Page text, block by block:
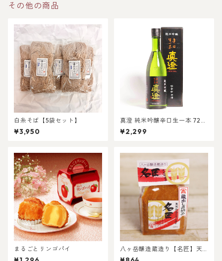
その他の商品
白糸そば【5袋セット】
¥3,950
真澄 純米吟醸辛口生一本 720
ml箱入
¥2,299
まるごとリンゴパイ
八ヶ岳醸造蔵造り【名匠】天
然熟成こうじみそ